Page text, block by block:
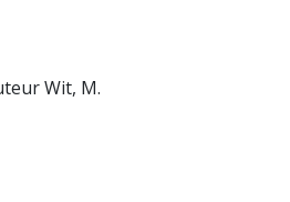
Wit, M.